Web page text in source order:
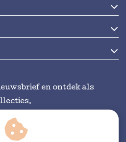
en ontdek als